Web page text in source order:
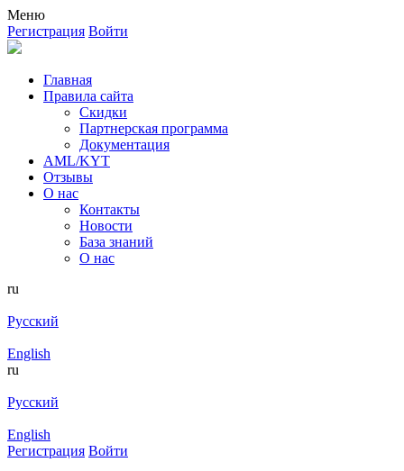
Меню
Регистрация Войти
Главная
Правила сайта
Скидки
Партнерская программа
Документация
AML/KYT
Отзывы
О нас
Контакты
Новости
База знаний
О нас
ru
Русский
English
ru
Русский
English
Регистрация Войти